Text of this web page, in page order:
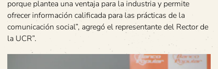
porque plantea una ventaja para la industria y permite
ofrecer información calificada para las prácticas de la
comunicación social”, agregó el representante del Rector de
la UCR”.